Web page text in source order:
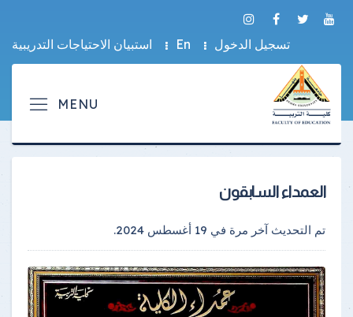
تسجيل الدخول En استبيان الاحتياجات التدريبية
العمداء السابقون
تم التحديث آخر مرة في 19 أغسطس 2024 .